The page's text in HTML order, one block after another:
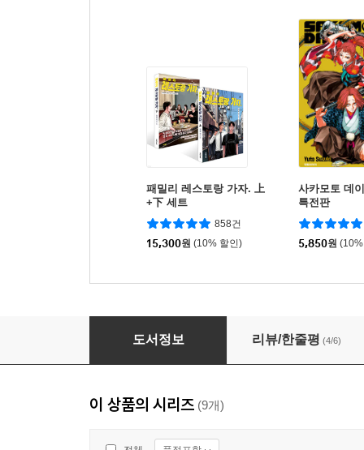
패밀리 레스토랑 가자. 上
+下 세트
858건
15,300원 (10% 할인)
사카모토 데
특전판
5,850원
도서정보 리뷰/한줄평 (4/6)
이 상품의 시리즈 (9개)